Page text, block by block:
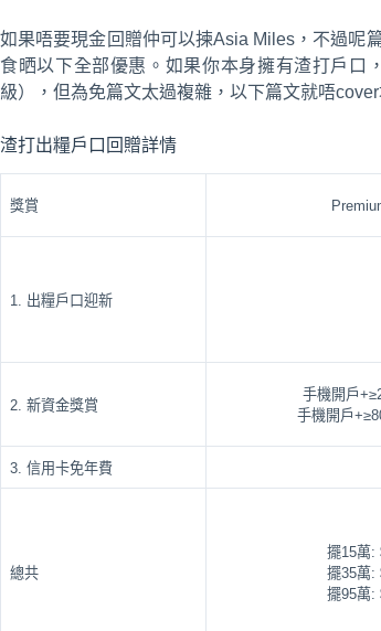
如果唔要現金回贈仲可以揀Asia Miles，不過呢
食晒以下全部優惠。如果你本身擁有渣打戶口
級），但為免篇文太過複雜，以下篇文就唔
渣打出糧戶口回贈詳情
獎賞
1. 出糧戶口迎新
2. 新資金獎賞
手機開戶
手機開戶
3. 信用卡免年費
總共
擺15萬:
擺35萬:
擺95萬: